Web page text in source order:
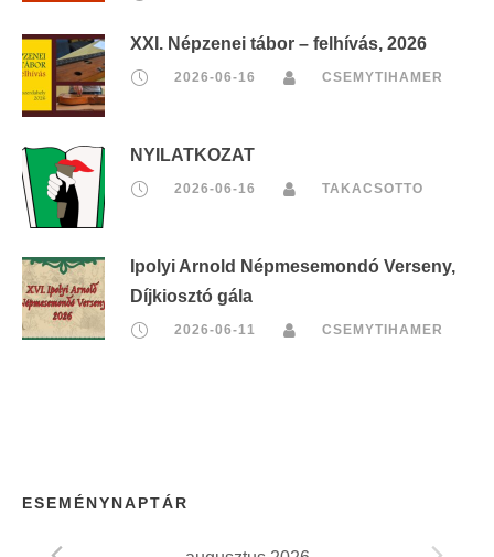
XXI. Népzenei tábor – felhívás, 2026
2026-06-16 CSEMYTIHAMER
NYILATKOZAT
2026-06-16 TAKACSOTTO
Ipolyi Arnold Népmesemondó Verseny,
Díjkiosztó gála
2026-06-11 CSEMYTIHAMER
ESEMÉNYNAPTÁR